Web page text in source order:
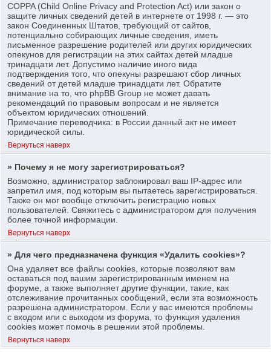
COPPA (Child Online Privacy and Protection Act) или закон о
защите личных сведений детей в интернете от 1998 г. — это
закон Соединенных Штатов, требующий от сайтов,
потенциально собирающих личные сведения, иметь
письменное разрешение родителей или других юридических
опекунов для регистрации на этих сайтах детей младше
тринадцати лет. Допустимо наличие иного вида
подтверждения того, что опекуны разрешают сбор личных
сведений от детей младше тринадцати лет. Обратите
внимание на то, что phpBB Group не может давать
рекомендаций по правовым вопросам и не является
объектом юридических отношений.
Примечание переводчика: в России данный акт не имеет
юридической силы.
Вернуться наверх
» Почему я не могу зарегистрироваться?
Возможно, администратор заблокировал ваш IP-адрес или
запретил имя, под которым вы пытаетесь зарегистрироваться.
Также он мог вообще отключить регистрацию новых
пользователей. Свяжитесь с администратором для получения
более точной информации.
Вернуться наверх
» Для чего предназначена функция «Удалить cookies»?
Она удаляет все файлы cookies, которые позволяют вам
оставаться под вашим зарегистрированным именем на
форуме, а также выполняет другие функции, такие, как
отслеживание прочитанных сообщений, если эта возможность
разрешена администратором. Если у вас имеются проблемы
с входом или с выходом из форума, то функция удаления
cookies может помочь в решении этой проблемы.
Вернуться наверх